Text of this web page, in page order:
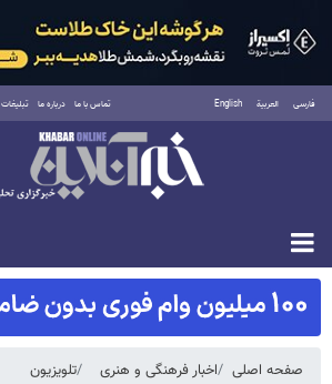
فارسی العربية English تماس با ما درباره ما تبلیغات
شنبه ۱۷ مرداد ۱۴۰۵
صفحه اصلی اخبار فرهنگی و هنری تلویزیون